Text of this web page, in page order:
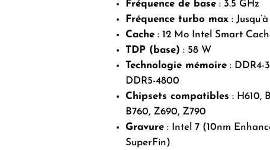
Fréquence de base: 3.5 GHz
Fréquence turbo max: Jusqu’à
Cache: 12 Mo Intel Smart
TDP (base) : 58 W
Technologie mémoire: DDR4-
DDR5-4800
Chipsets compatibles : H610,
B760, Z690, Z790
Gravure: Intel 7 (10nm
SuperFin)